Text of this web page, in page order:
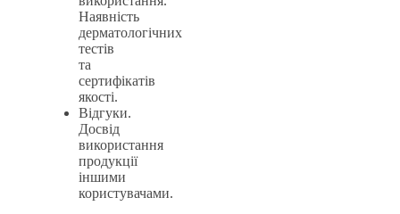
Наявність
дерматологічних
тестів
та
сертифікатів
якості.
Відгуки.
Досвід
використання
продукції
іншими
користувачами.